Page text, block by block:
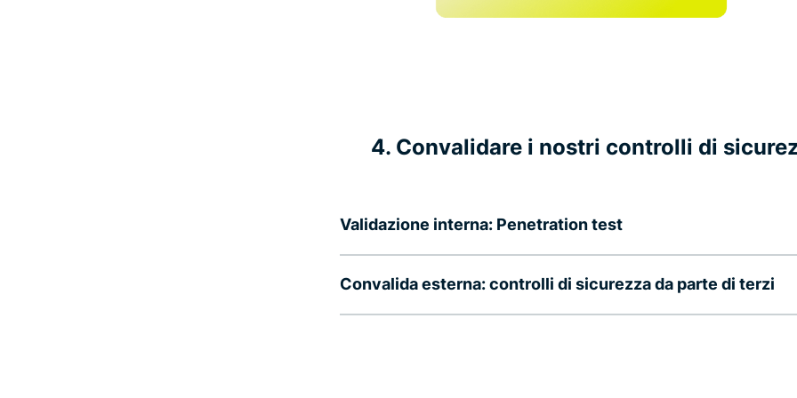
4. Convalidare i nostri controlli di
Validazione interna: Penetration test
Convalida esterna: controlli di sicurezza da parte di terzi